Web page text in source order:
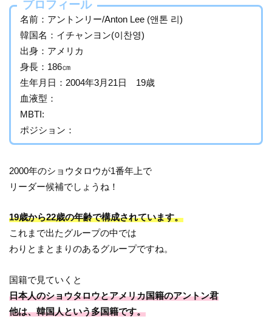
プロフィール
名前：アントンリー/Anton Lee (앤톤 리)
韓国名：イチャンヨン(이찬영)
出身：アメリカ
身長：186㎝
生年月日：2004年3月21日 19歳
血液型：
MBTI:
ポジション：
2000年のショウタロウが1番年上で
リーダー候補でしょうね！
19歳から22歳の年齢で構成されています。
これまで出たグループの中では
わりとまとまりのあるグループですね。
国籍で見ていくと
日本人のショウタロウとアメリカ国籍のアントン君
他は、韓国人という多国籍です。